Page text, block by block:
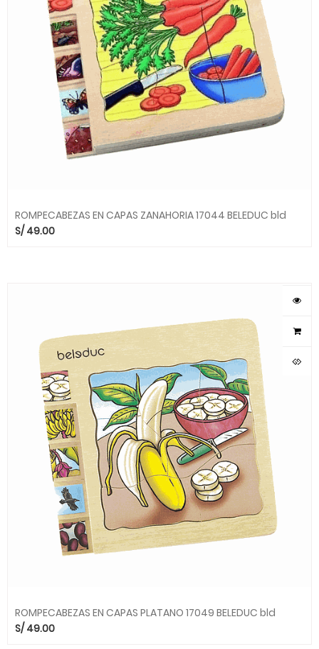
ROMPECABEZAS EN CAPAS ZANAHORIA 17044 BELEDUC bld
S/ 49.00
ROMPECABEZAS EN CAPAS PLATANO 17049 BELEDUC bld
S/ 49.00